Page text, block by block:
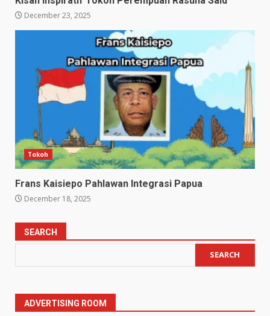
December 23, 2025
Tokoh
Frans Kaisiepo Pahlawan Integrasi Papua
December 18, 2025
SEARCH
SEARCH
ADVERTISING ROOM